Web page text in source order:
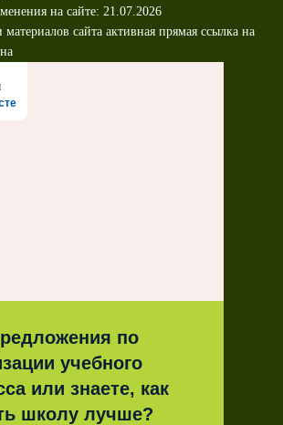
на сайте: 21.07.2026
сайта активная прямая ссылка на
по
учебного
или знаете, как
школу лучше?